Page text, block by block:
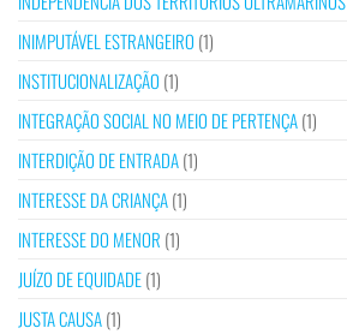
INIMPUTÁVEL ESTRANGEIRO (1)
INSTITUCIONALIZAÇÃO (1)
INTEGRAÇÃO SOCIAL NO MEIO DE PERTENÇA(1)
INTERDIÇÃO DE ENTRADA(1)
INTERESSE DA CRIANÇA(1)
INTERESSE DO MENOR (1)
JUÍZO DE EQUIDADE(1)
JUSTA CAUSA(1)